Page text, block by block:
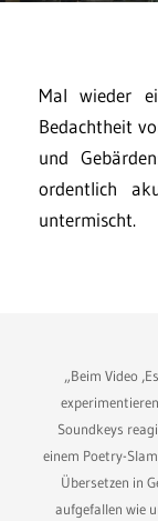
Mal wieder
Bedachtheit
und
ordentlich
untermischt.
„Beim Video
Soundkeys
einem Poetry-
Übersetzen in
aufgefallen wie